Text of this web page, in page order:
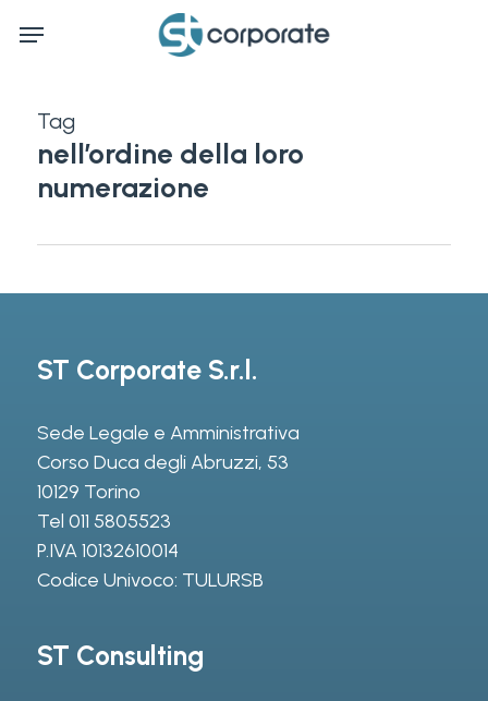
Menu
Tag
nell’ordine della loro
numerazione
ST Corporate S.r.l.
Sede Legale e Amministrativa
Corso Duca degli Abruzzi, 53
10129 Torino
Tel 011 5805523
P.IVA 10132610014
Codice Univoco: TULURSB
ST Consulting